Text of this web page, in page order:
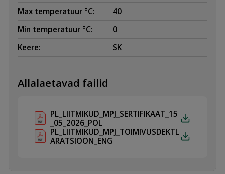
Max temperatuur °C:
40
Min temperatuur °C:
0
Keere:
SK
Allalaetavad failid
PL_LIITMIKUD_MPJ_SERTIFIKAAT_15
_05_2026_POL
PL_LIITMIKUD_MPJ_TOIMIVUSDEKTL
ARATSIOON_ENG